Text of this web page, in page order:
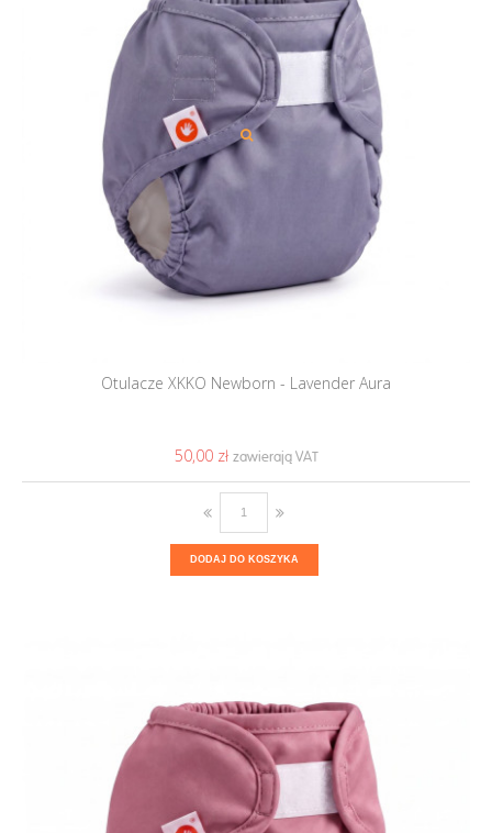
Otulacze XKKO Newborn - Lavender Aura
50,00 ‎zł
DODAJ DO KOSZYKA